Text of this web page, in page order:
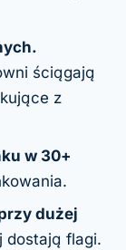
ściągają
z
w 30+
dużej
dostają flagi.